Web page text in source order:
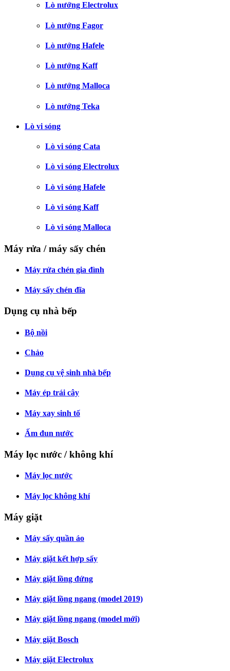
Lò nướng Electrolux
Lò nướng Fagor
Lò nướng Hafele
Lò nướng Kaff
Lò nướng Malloca
Lò nướng Teka
Lò vi sóng
Lò vi sóng Cata
Lò vi sóng Electrolux
Lò vi sóng Hafele
Lò vi sóng Kaff
Lò vi sóng Malloca
Máy rửa / máy sấy chén
Máy rửa chén gia đình
Máy sấy chén đĩa
Dụng cụ nhà bếp
Bộ nồi
Chảo
Dụng cụ vệ sinh nhà bếp
Máy ép trái cây
Máy xay sinh tố
Ấm đun nước
Máy lọc nước / không khí
Máy lọc nước
Máy lọc không khí
Máy giặt
Máy sấy quần áo
Máy giặt kết hợp sấy
Máy giặt lồng đứng
Máy giặt lồng ngang (model 2019)
Máy giặt lồng ngang (model mới)
Máy giặt Bosch
Máy giặt Electrolux